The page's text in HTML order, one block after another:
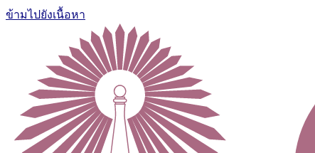
ข้ามไปยังเนื้อหา